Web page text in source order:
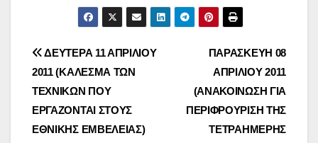
Πλοήγηση
άρθρων
ΠΑΡΑΣΚΕΥΗ 08
ΑΠΡΙΛΙΟΥ 2011
(ΑΝΑΚΟΙΝΩΣΗ ΓΙΑ
ΠΕΡΙΦΡΟΥΡΙΣΗ ΤΗΣ
ΤΕΤΡΑΗΜΕΡΗΣ
ΔΕΥΤΕΡΑ 11 ΑΠΡΙΛΙΟΥ
2011 (ΚΑΛΕΣΜΑ ΤΩΝ
ΤΕΧΝΙΚΩΝ ΠΟΥ
ΕΡΓΑΖΟΝΤΑΙ ΣΤΟΥΣ
ΕΘΝΙΚΗΣ ΕΜΒΕΛΕΙΑΣ)